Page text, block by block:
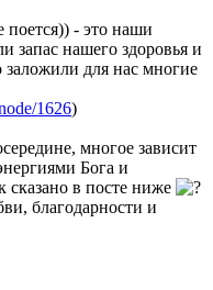
поется)) - это наши
запас нашего здоровья и
заложили для нас многие
1626)
многое зависит
Бога и
сказано в посте ниже
благодарности и